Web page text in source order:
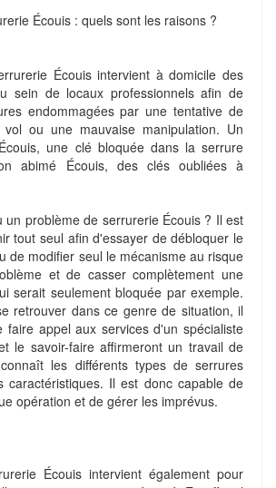
Écouis : quels sont les raisons ?
Écouis intervient à domicile des
sein de locaux professionnels afin de
endommagées par une tentative de
vol ou une mauvaise manipulation. Un
une clé bloquée dans la serrure
abimé Écouis, des clés oubliées à
un problème de serrurerie Écouis ? Il est
tout seul afin d'essayer de débloquer le
de modifier seul le mécanisme au risque
et de casser complètement une
serait seulement bloquée par exemple.
retrouver dans ce genre de situation, il
faire appel aux services d'un spécialiste
le savoir-faire affirmeront un travail de
les différents types de serrures
caractéristiques. Il est donc capable de
opération et de gérer les imprévus.
Écouis intervient également pour